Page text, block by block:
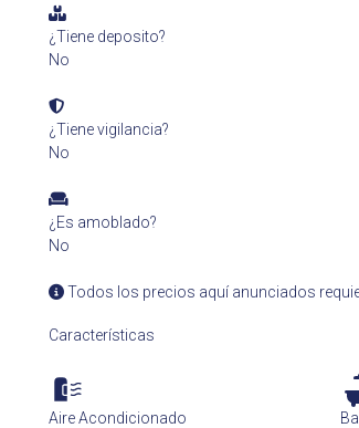
¿Tiene deposito?
No
¿Tiene vigilancia?
No
¿Es amoblado?
No
Todos los precios aquí anunciados
Características
Aire Acondicionado